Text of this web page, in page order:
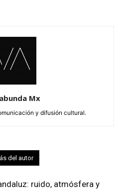
Mx
y difusión cultural.
del autor
ruido, atmósfera y